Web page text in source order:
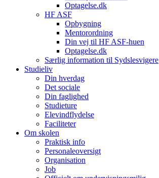
Optagelse.dk
HF ASF
Opbygning
Mentorordning
Din vej til HF ASF-huen
Optagelse.dk
Særlig information til Sydslesvigere
Studieliv
Din hverdag
Det sociale
Din faglighed
Studieture
Elevindflydelse
Faciliteter
Om skolen
Praktisk info
Personaleoversigt
Organisation
Job